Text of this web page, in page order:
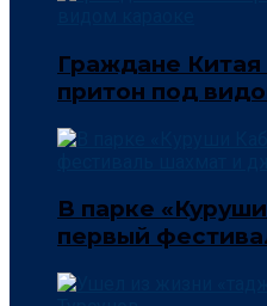
Граждане
притон под
В парке
первый